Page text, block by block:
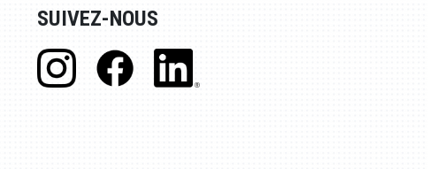
SUIVEZ-NOUS